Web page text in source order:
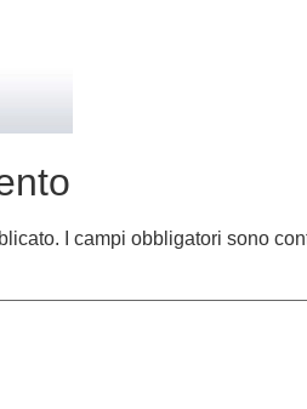
I campi obbligatori sono